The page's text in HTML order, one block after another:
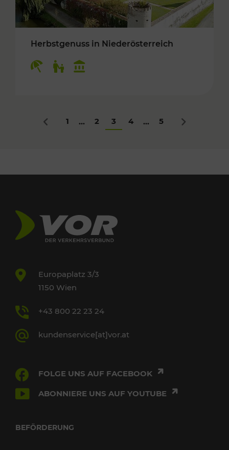
Herbstgenuss in Niederösterreich
Zurück
1 ... 2 3 4 ... 5 Nächstes
Europaplatz 3/3
1150 Wien
+43 800 22 23 24
kundenservice[at]vor.at
FOLGE UNS AUF FACEBOOK
ABONNIERE UNS AUF YOUTUBE
BEFÖRDERUNG